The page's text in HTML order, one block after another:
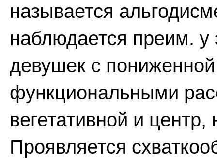
называется
наблюдается преим.
девушек с
функциональными
вегетативной и
Проявляется